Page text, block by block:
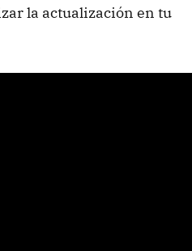
la actualización en tu